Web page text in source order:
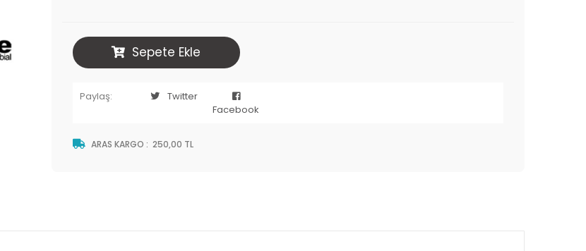
Sepete Ekle
Paylaş:
Twitter
Facebook
ARAS KARGO : 250,00 TL